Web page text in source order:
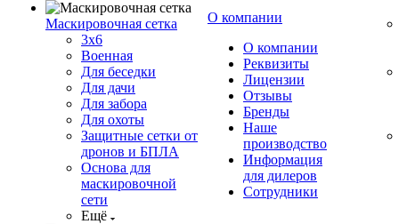
Маскировочная сетка
3х6
Военная
Для беседки
Для дачи
Для забора
Для охоты
Защитные сетки от
дронов и БПЛА
Основа для
маскировочной
сети
Ещё
О компании
О компании
Реквизиты
Лицензии
Отзывы
Бренды
Наше
производство
Информация
для дилеров
Сотрудники